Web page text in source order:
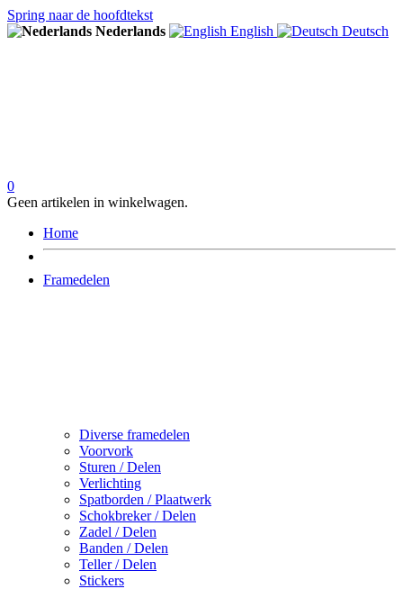
Spring naar de hoofdtekst
Nederlands
English Deutsch
0
Geen artikelen in winkelwagen.
Home
Framedelen
Diverse framedelen
Voorvork
Sturen / Delen
Verlichting
Spatborden / Plaatwerk
Schokbreker / Delen
Zadel / Delen
Banden / Delen
Teller / Delen
Stickers